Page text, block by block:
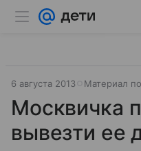
6 августа 2013 Материал
Москвичка
вывезти ее